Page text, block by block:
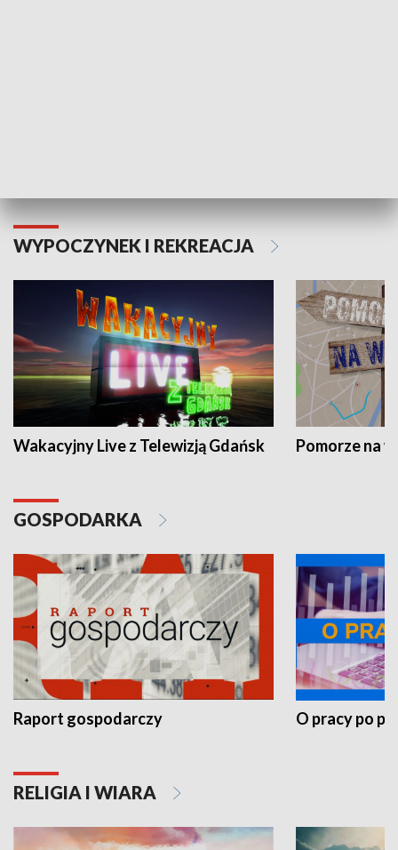
WYPOCZYNEK I REKREACJA
Wakacyjny Live z Telewizją Gdańsk Pomorze na
GOSPODARKA
Raport gospodarczy O pracy po
RELIGIA I WIARA